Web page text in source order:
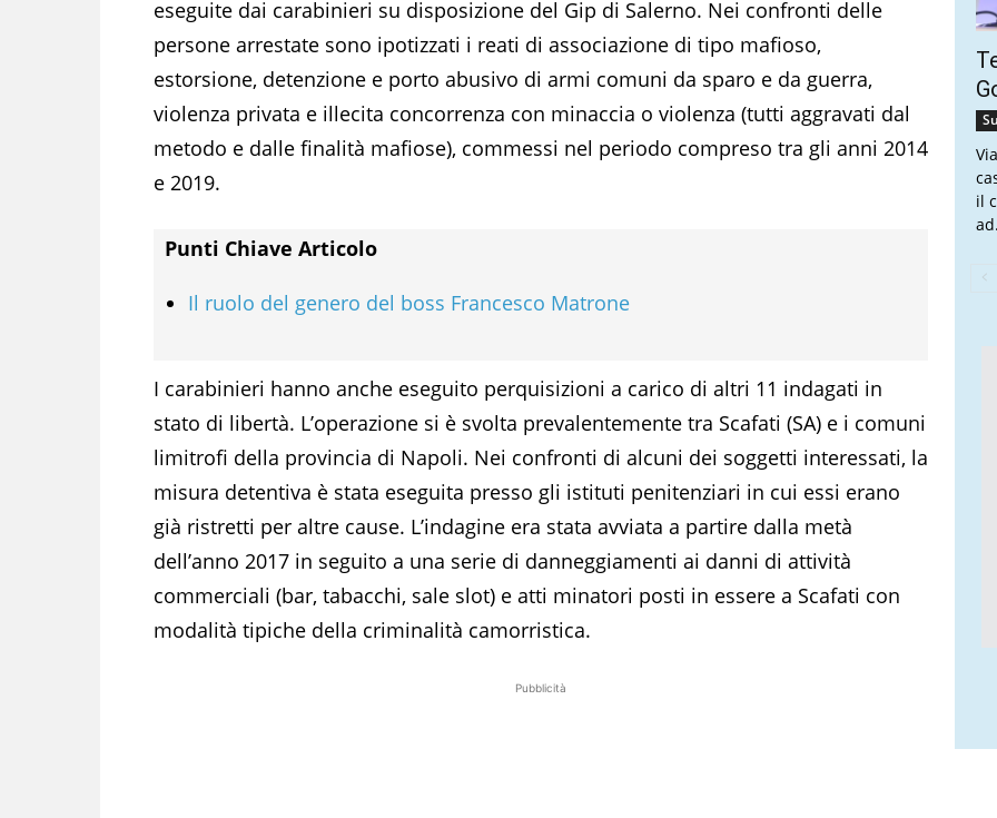
eseguite dai carabinieri su disposizione del Gip di Salerno. Nei confronti delle
persone arrestate sono ipotizzati i reati di associazione di tipo mafioso,
estorsione, detenzione e porto abusivo di armi comuni da sparo e da guerra,
violenza privata e illecita concorrenza con minaccia o violenza (tutti aggravati dal
metodo e dalle finalità mafiose), commessi nel periodo compreso tra gli anni 2014
e 2019.
Punti Chiave Articolo
Il ruolo del genero del boss Francesco Matrone
I carabinieri hanno anche eseguito perquisizioni a carico di altri 11 indagati in
stato di libertà. L’operazione si è svolta prevalentemente tra Scafati (SA) e i comuni
limitrofi della provincia di Napoli. Nei confronti di alcuni dei soggetti interessati, la
misura detentiva è stata eseguita presso gli istituti penitenziari in cui essi erano
già ristretti per altre cause. L’indagine era stata avviata a partire dalla metà
dell’anno 2017 in seguito a una serie di danneggiamenti ai danni di attività
commerciali (bar, tabacchi, sale slot) e atti minatori posti in essere a Scafati con
modalità tipiche della criminalità camorristica.
Pubblicità
il